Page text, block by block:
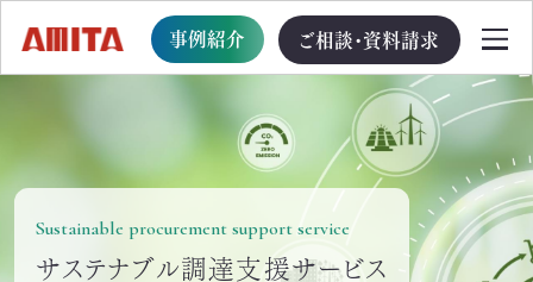
事例紹介 ご相談・資料請求
TOP
サービス一覧
Sustainable procurement support service
サステナブル調達支援サービス